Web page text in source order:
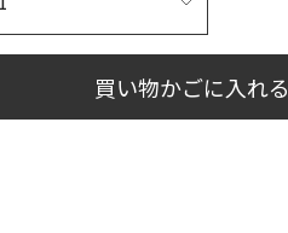
買い物かごに入れる